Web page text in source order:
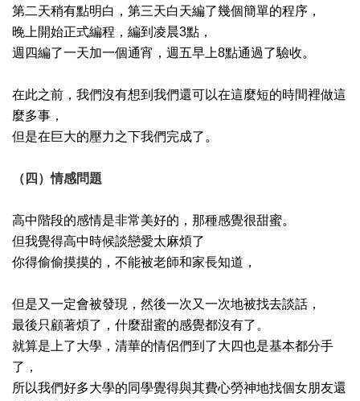
第二天稍有點明白，第三天白天編了幾個簡單的程序，
晚上開始正式編程，編到凌晨3點，
週四編了一天加一個通宵，週五早上8點通過了驗收。
在此之前，我們沒有想到我們還可以在這麼短的時間裡做這
麼多事，
但是在巨大的壓力之下我們完成了。
（四）情感問題
高中階段的感情是非常美好的，那種感覺很甜蜜。
但我覺得高中時候談戀愛太麻煩了
你得偷偷摸摸的，不能被老師和家長知道，
但是又一定會被發現，然後一次又一次地被找去談話，
最後只顧著煩了，什麼甜蜜的感覺都沒有了。
就算是上了大學，清華的情侶們到了大四也是基本都分手
了，
所以我們好多大學的同學覺得與其費心勞神地找個女朋友還